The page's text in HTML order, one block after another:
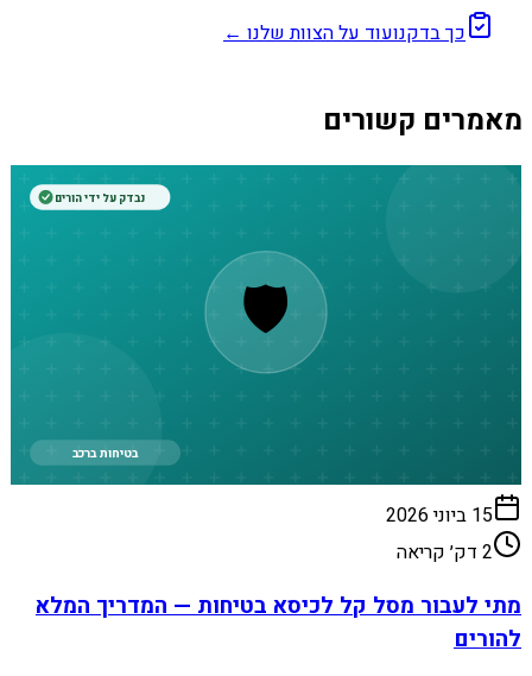
כך בדקנועוד על הצוות שלנו ←
מאמרים קשורים
🛡️
בטיחות ברכב
נבדק על ידי הורים
15 ביוני 2026
2 דק׳ קריאה
מתי לעבור מסל קל לכיסא בטיחות — המדריך המלא
להורים